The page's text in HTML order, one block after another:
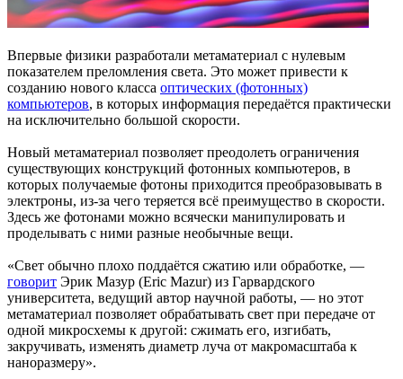
Впервые физики разработали метаматериал с нулевым
показателем преломления света. Это может привести к
созданию нового класса оптических (фотонных)
компьютеров, в которых информация передаётся практически
на исключительно большой скорости.
Новый метаматериал позволяет преодолеть ограничения
существующих конструкций фотонных компьютеров, в
которых получаемые фотоны приходится преобразовывать в
электроны, из-за чего теряется всё преимущество в скорости.
Здесь же фотонами можно всячески манипулировать и
проделывать с ними разные необычные вещи.
«Свет обычно плохо поддаётся сжатию или обработке, —
говорит Эрик Мазур (Eric Mazur) из Гарвардского
университета, ведущий автор научной работы, — но этот
метаматериал позволяет обрабатывать свет при передаче от
одной микросхемы к другой: сжимать его, изгибать,
закручивать, изменять диаметр луча от макромасштаба к
наноразмеру».